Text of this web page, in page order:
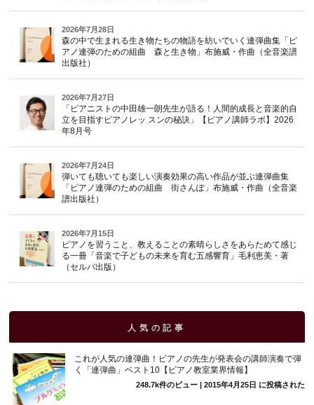
2026年7月28日
森の中で生まれる生き物たちの物語を紡いでいく連弾曲集「ピ
アノ連弾のための組曲 森と生き物」布施威・作曲（全音楽譜
出版社）
2026年7月27日
「ピアニストの中田雄一朗先生が語る！人間的成長と音楽的自
立を目指すピアノレッ スンの秘訣」【ピアノ講師ラボ】2026
年8月号
2026年7月24日
弾いても聴いても楽しい演奏効果の高い作品が並ぶ連弾曲集
「ピアノ連弾のための組曲 街さんぽ」布施威・作曲（全音楽
譜出版社）
2026年7月15日
ピアノを習うこと、教えることの素晴らしさをあらためて感じ
る一冊「音楽で子どもの未来を育む五感響育」毛利恵美・著
（セルバ出版）
人気の記事
これが人気の連弾曲！ピアノの先生が発表会の講師演奏で弾
く「連弾曲」ベスト10【ピアノ教室業界情報】
248.7k件のビュー| 2015年4月25日 に投稿された